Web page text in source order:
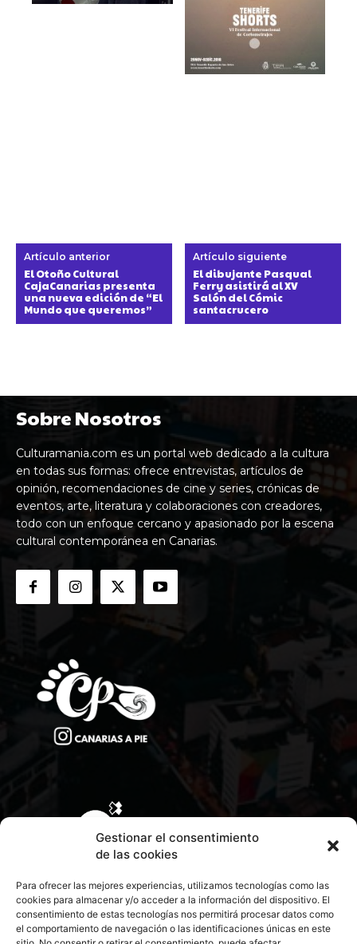
Gestionar el consentimiento
de las cookies
Para ofrecer las mejores experiencias, utilizamos tecnologías como las
cookies para almacenar y/o acceder a la información del dispositivo. El
consentimiento de estas tecnologías nos permitirá procesar datos como
el comportamiento de navegación o las identificaciones únicas en este
Artículo anterior
El Otoño Cultural
CajaCanarias presenta
una nueva edición de “El
Mundo que queremos”
Artículo siguiente
El dibujante Pasqual
Ferry asistirá al XV
Salón del Cómic
santacrucero
Sobre Nosotros
Culturamania.com es un portal web dedicado a la cultura
en todas sus formas: ofrece entrevistas, artículos de
opinión, recomendaciones de cine y series, crónicas de
eventos, arte, literatura y colaboraciones con creadores,
todo con un enfoque cercano y apasionado por la escena
cultural contemporánea en Canarias.